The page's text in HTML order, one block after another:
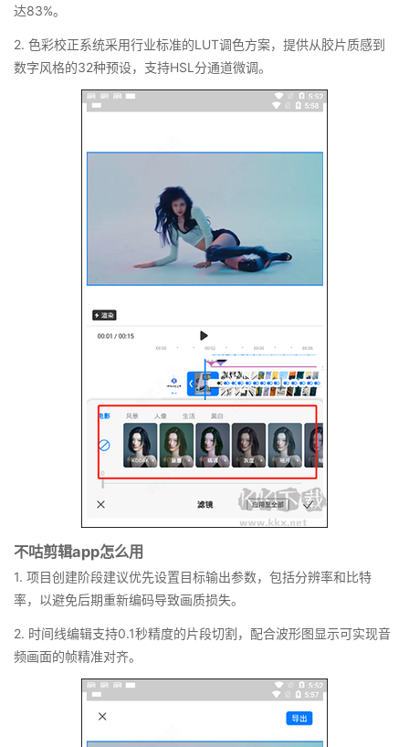
达83%。
2. 色彩校正系统采用行业标准的LUT调色方案，提供从胶片质感到
数字风格的32种预设，支持HSL分通道微调。
不咕剪辑app怎么用
1. 项目创建阶段建议优先设置目标输出参数，包括分辨率和比特
率，以避免后期重新编码导致画质损失。
2. 时间线编辑支持0.1秒精度的片段切割，配合波形图显示可实现音
频画面的帧精准对齐。